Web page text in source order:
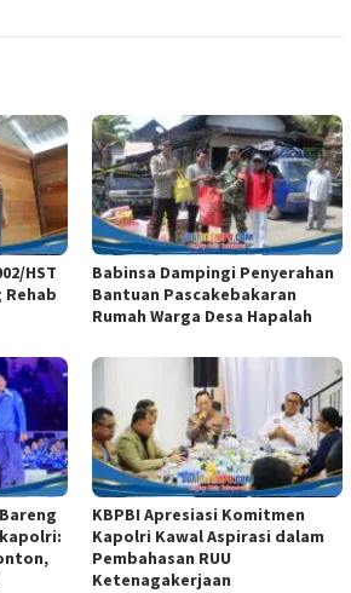
HST
Rehab
Babinsa Dampingi Penyerahan
Bantuan Pascakebakaran
Rumah Warga Desa Hapalah
KBPBI Apresiasi Komitmen
Kapolri Kawal Aspirasi dalam
Pembahasan RUU
Ketenagakerjaan